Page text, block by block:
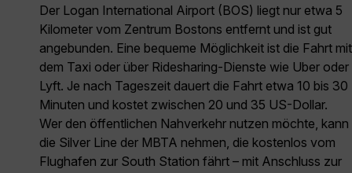
Der Logan International Airport (BOS) liegt nur etwa 5
Kilometer vom Zentrum Bostons entfernt und ist gut
angebunden. Eine bequeme Möglichkeit ist die Fahrt mit
dem Taxi oder über Ridesharing-Dienste wie Uber oder
Lyft. Je nach Tageszeit dauert die Fahrt etwa 10 bis 30
Minuten und kostet zwischen 20 und 35 US-Dollar.
Wer den öffentlichen Nahverkehr nutzen möchte, kann
die Silver Line der MBTA nehmen, die kostenlos vom
Flughafen zur South Station fährt – mit Anschluss zur